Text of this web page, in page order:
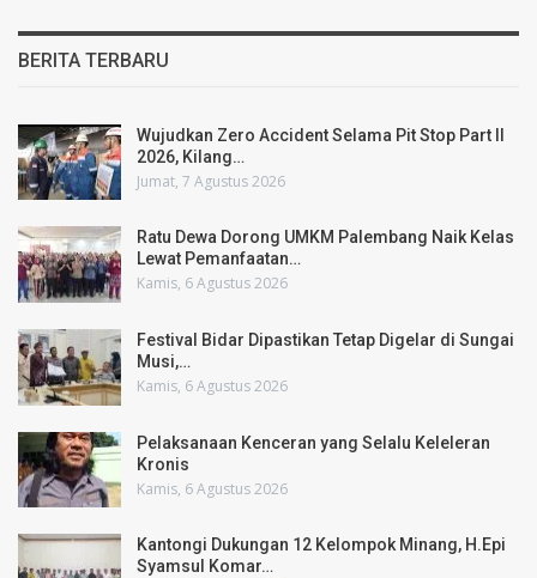
BERITA TERBARU
Wujudkan Zero Accident Selama Pit Stop Part II
2026, Kilang…
Jumat, 7 Agustus 2026
Ratu Dewa Dorong UMKM Palembang Naik Kelas
Lewat Pemanfaatan…
Kamis, 6 Agustus 2026
Festival Bidar Dipastikan Tetap Digelar di Sungai
Musi,…
Kamis, 6 Agustus 2026
Pelaksanaan Kenceran yang Selalu Keleleran
Kronis
Kamis, 6 Agustus 2026
Kantongi Dukungan 12 Kelompok Minang, H.Epi
Syamsul Komar…